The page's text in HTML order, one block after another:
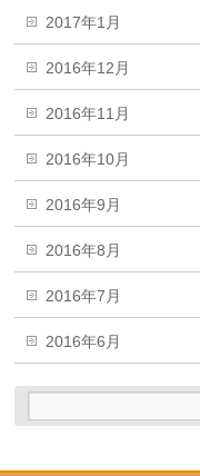
2017年1月
2016年12月
2016年11月
2016年10月
2016年9月
2016年8月
2016年7月
2016年6月